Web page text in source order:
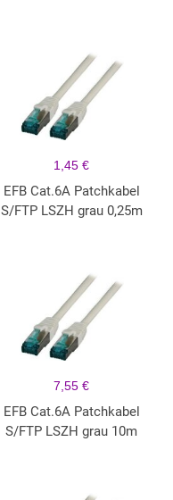
1,45 €
EFB Cat.6A Patchkabel
S/FTP LSZH grau 0,25m
7,55 €
EFB Cat.6A Patchkabel
S/FTP LSZH grau 10m